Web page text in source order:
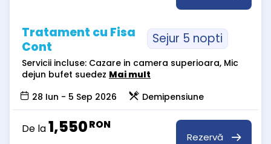
Tratament cu Fisa
Cont
Sejur 5 nopti
Servicii incluse: Cazare in camera superioara, Mic
dejun bufet suedez Mai mult
28 Iun - 5 Sep 2026
Demipensiune
De la1,550RON
Rezervă